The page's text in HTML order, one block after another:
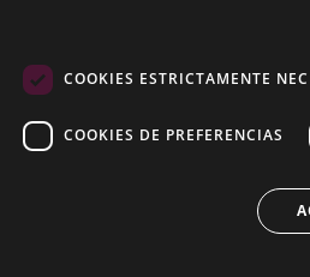
COOKIES ESTRICTAMENTE
COOKIES DE PREFERENCIAS